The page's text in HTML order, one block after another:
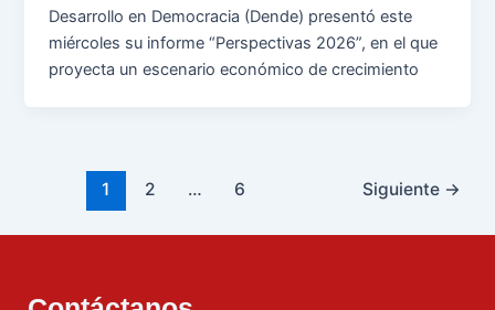
Desarrollo en Democracia (Dende) presentó este
miércoles su informe “Perspectivas 2026”, en el que
proyecta un escenario económico de crecimiento
1 2 … 6 Siguiente →